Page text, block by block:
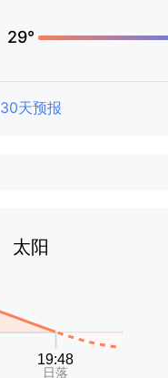
29°
30天预报
太阳